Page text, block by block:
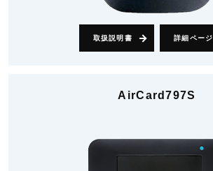
取扱説明書 詳細ページ
AirCard797S